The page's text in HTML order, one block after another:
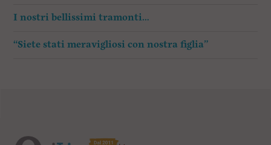
I nostri bellissimi tramonti…
“Siete stati meravigliosi con nostra figlia”